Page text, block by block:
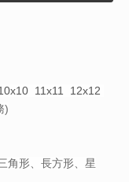
11x11 12x12
)
角形、長方形、星